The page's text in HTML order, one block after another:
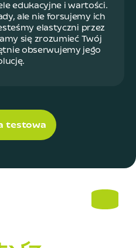
edukacyjne i wartości.
ale nie forsujemy ich
elastyczni przez
się zrozumieć Twój
obserwujemy jego
testowa